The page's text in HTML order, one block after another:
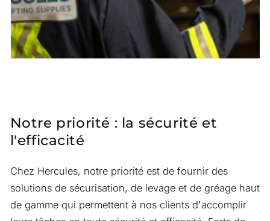
Notre priorité : la sécurité et
l'efficacité
Chez Hercules, notre priorité est de fournir des
solutions de sécurisation, de levage et de gréage haut
de gamme qui permettent à nos clients d'accomplir